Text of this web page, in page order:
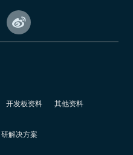
集成技术，将同一个变换器中的
约束集成在一付磁芯上，如在
副边电感集成至一个磁芯中，
整体设计体积压缩至一个非常可

开发板资料 其他资料
研解决方案